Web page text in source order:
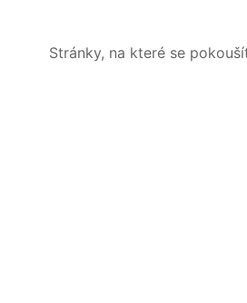
Stránky, na které se